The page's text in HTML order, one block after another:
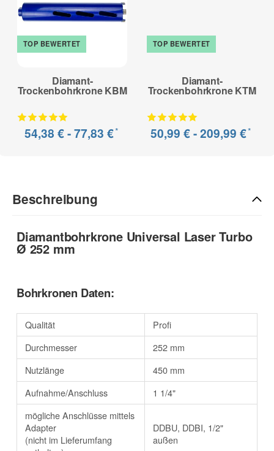
zur Beschreibung
TOP BEWERTET
Diamant-
Trockenbohrkrone KBM
54,38 € -77,83 €*
TOP BEWERTET
Diamant-
Trockenbohrkrone KTM
50,99 € -209,99 €*
Beschreibung
Diamantbohrkrone Universal Laser Turbo
Ø 252 mm
Bohrkronen Daten:
Qualität
Profi
Durchmesser
252 mm
Nutzlänge
450 mm
Aufnahme/Anschluss
1 1/4"
mögliche Anschlüsse mittels
Adapter
(nicht im Lieferumfang
DDBU, DDBI, 1/2"
außen